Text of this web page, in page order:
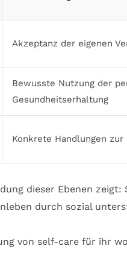
Akzeptanz der eigenen
Bewusste Nutzung der
Gesundheitserhaltung
Konkrete Handlungen
dieser Ebenen
durch sozial